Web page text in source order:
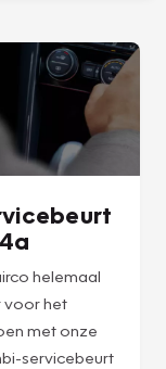
helemaal
voor het
met onze
servicebeurt